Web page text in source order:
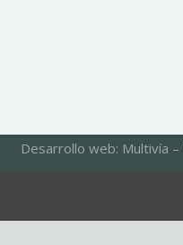
Desarrollo web: Multivía –